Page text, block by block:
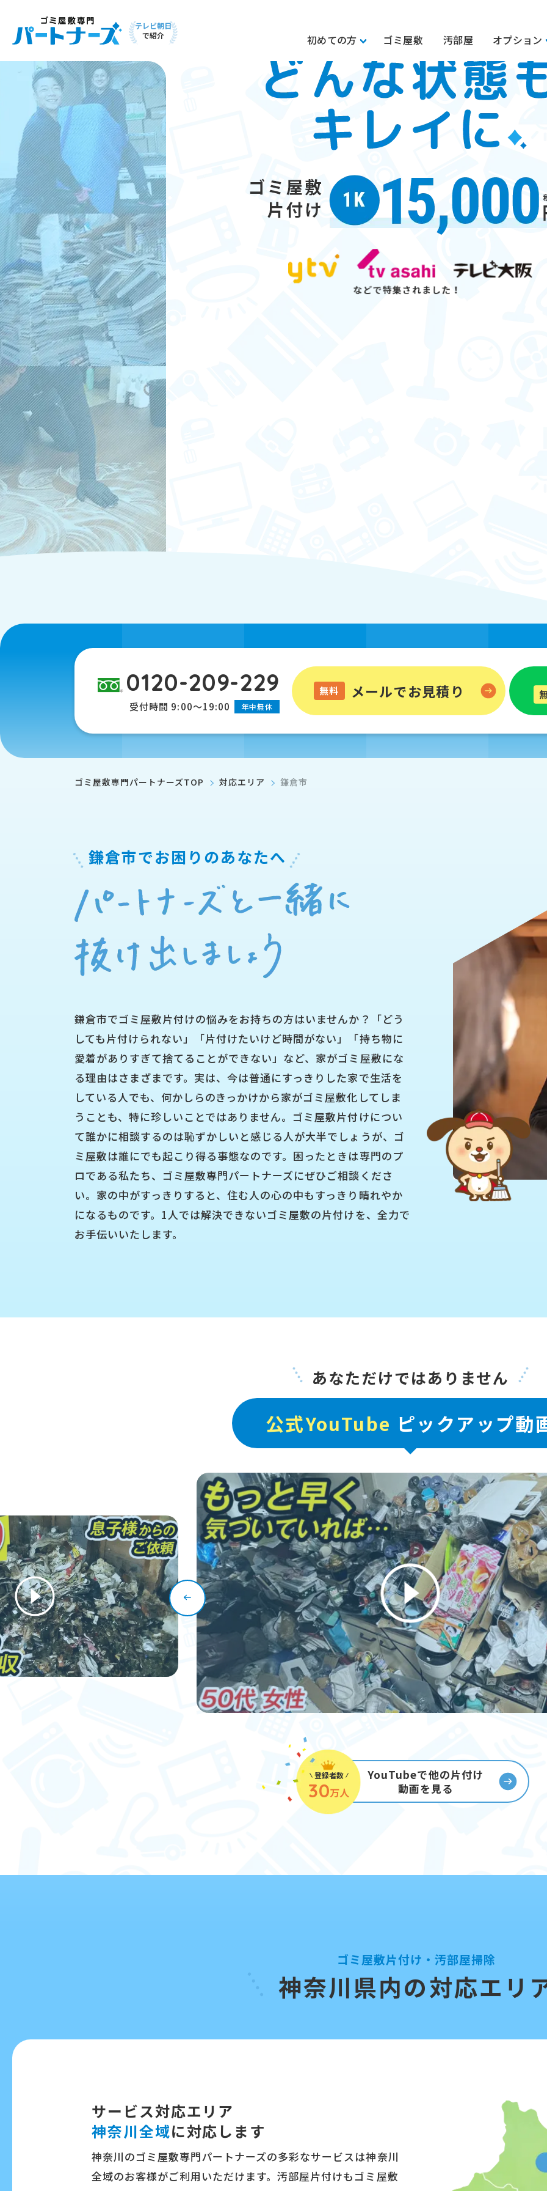
テレビ朝日
で紹介
初めての方 ゴミ屋敷 汚部屋 オプション
0120-209-229
受付時間 9:00～19:00 年中無休
無料 メールでお見積り
ゴミ屋敷専門パートナーズTOP 対応エリア 鎌倉市
鎌倉市でお困りのあなたへ
鎌倉市でゴミ屋敷片付けの悩みをお持ちの方はいませんか？「どう
しても片付けられない」「片付けたいけど時間がない」「持ち物に
愛着がありすぎて捨てることができない」など、家がゴミ屋敷にな
る理由はさまざまです。実は、今は普通にすっきりした家で生活を
している人でも、何かしらのきっかけから家がゴミ屋敷化してしま
うことも、特に珍しいことではありません。ゴミ屋敷片付けについ
て誰かに相談するのは恥ずかしいと感じる人が大半でしょうが、ゴ
ミ屋敷は誰にでも起こり得る事態なのです。困ったときは専門のプ
ロである私たち、ゴミ屋敷専門パートナーズにぜひご相談くださ
い。家の中がすっきりすると、住む人の心の中もすっきり晴れやか
になるものです。1人では解決できないゴミ屋敷の片付けを、全力で
お手伝いいたします。
あなただけではありません
公式YouTube ピックアップ動
登録者数
30万人
YouTubeで他の片付け
動画を見る
ゴミ屋敷片付け・汚部屋掃除
神奈川県内の対応エリ
サービス対応エリア
神奈川全域に対応します
神奈川のゴミ屋敷専門パートナーズの多彩なサービスは神奈川
全域のお客様がご利用いただけます。汚部屋片付けもゴミ屋敷